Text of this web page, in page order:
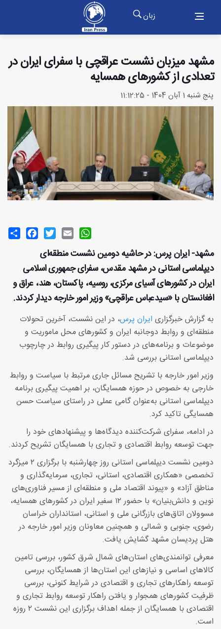
زبان
مشهد میزبان نشست عراقچی با سفرای ایران در
تعدادی از کشورهای همسایه
پنج شنبه 1 آبان 1404 - 11:12:25
Share
FacebookTwitterEmail
WhatsApp
مشهد- ایران پرس: در حاشیه دومین نشست منطقه‌ای
دیپلماسی استانی در مشهد مقدس، سفرای جمهوری اسلامی
ایران در کشورهای آسیای مرکزی، روسیه، پاکستان، هند، عراق و
افغانستان با «سیدعباس عراقچی» وزیر امور خارجه دیدار کردند‌.
به گزارش خبرگزاری ایران پرس، در این نشست، آخرین تحولات
منطقه‌ای و روابط دوجانبه ایران و کشورهای محل ماموریت و
موضوعات و برنامه‌های در دستور کار پیگیری روابط در چارچوب
دیپلماسی استانی بررسی شد.
وزیر امور خارجه با تشریح مسائل جاری مرتبط با سیاست و روابط
خارجی به خصوص در حوزه همسایگان، بر اهمیت پیگیری برنامه
دیپلماسی استانی به‌عنوان گامی عملی در راستای سیاست حسن
همسایگی تاکید کرد.
در ادامه، سفرای شرکت‌کننده دیدگاه‌ها و پیشنهادهای خود را
جهت توسعه روابط اقتصادی و تجاری با همسایگان تشریح کردند.
دومین نشست دیپلماسی استانی روز چهارشنبه با برگزاری ۲ میزگرد
تخصصی «همکاری اقتصادی، استانی، تجاری، سرمایه‌گذاری و
مناطق آزاد» و «پیوند اقتصاد ملی و منطقه‌ای از مسیر فناوری‌های
نوین و دانش‌بنیان» با حضور ۱۲ سفیر ایران در کشورهای همسایه،
مسوولان اتاق‌های بازرگانی ملی و استانی، استانداران خراسان
رضوی، جنوبی و شمالی و همچنین معاونان وزیر امور خارجه در
هتل پردیسان مشهد گشایش یافت.
معرفی توانمندی‌های استان‌های شمال شرق کشور، بررسی تامین
کالاهای اساسی و نیازهای این استان‌ها از همسایگان، بررسی
توسعه راهکارهای تجاری و اقتصادی در شرایط کنونی، بررسی
ظرفیت کشورهای همجوار و یافتن راهکار توسعه روابط تجاری و
اقتصادی با همسایگان از جمله اهداف برگزاری این نشست ۲ روزه
است.